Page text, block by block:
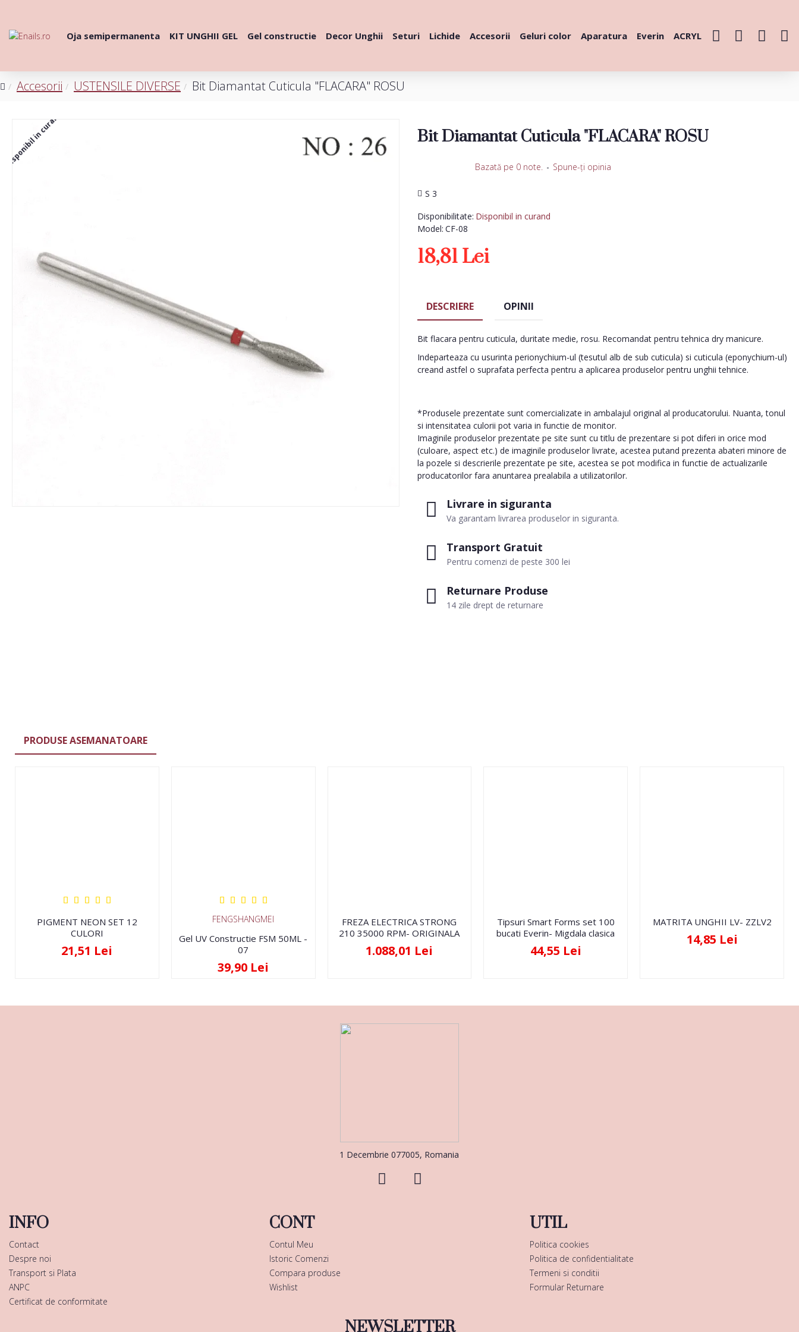
Oja semipermanenta KIT UNGHII GEL Gel constructie Decor Unghii Seturi Lichide Accesorii Geluri color Aparatura Everin ACRYL
Accesorii USTENSILE DIVERSE Bit Diamantat Cuticula "FLACARA" ROSU
Disponibil in curand Bit Diamantat Cuticula "FLACARA" ROSU
Disponibilitate: Disponibil in curand
Model: CF-08
S 3
Bazată pe 0 note. - Spune-ţi opinia
18,81 Lei
Livrare in siguranta
Va garantam livrarea produselor in siguranta.
Transport Gratuit
Pentru comenzi de peste 300 lei
Returnare Produse
14 zile drept de returnare
DESCRIERE OPINII
Bit flacara pentru cuticula, duritate medie, rosu. Recomandat pentru tehnica dry manicure.
Indeparteaza cu usurinta perionychium-ul (tesutul alb de sub cuticula) si cuticula (eponychium-ul)
creand astfel o suprafata perfecta pentru a aplicarea produselor pentru unghii tehnice.
*Produsele prezentate sunt comercializate in ambalajul original al producatorului. Nuanta, tonul
si intensitatea culorii pot varia in functie de monitor.
Imaginile produselor prezentate pe site sunt cu titlu de prezentare si pot diferi in orice mod
(culoare, aspect etc.) de imaginile produselor livrate, acestea putand prezenta abateri minore de
la pozele si descrierile prezentate pe site, acestea se pot modifica in functie de actualizarile
producatorilor fara anuntarea prealabila a utilizatorilor.
PRODUSE ASEMANATOARE
PIGMENT NEON SET 12
CULORI
21,51 Lei
FENGSHANGMEI
Gel UV Constructie FSM 50ML -
07
39,90 Lei
FREZA ELECTRICA STRONG
210 35000 RPM- ORIGINALA
1.088,01 Lei
Tipsuri Smart Forms set 100
bucati Everin- Migdala clasica
44,55 Lei
MATRITA UNGHII LV- ZZLV2
14,85 Lei
1 Decembrie 077005, Romania
INFO
Contact
Despre noi
Transport si Plata
ANPC
Certificat de conformitate
CONT
Contul Meu
Istoric Comenzi
Compara produse
Wishlist
UTIL
Politica cookies
Politica de confidentialitate
Termeni si conditii
Formular Returnare
NEWSLETTER